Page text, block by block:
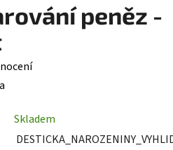
peněz -
Skladem